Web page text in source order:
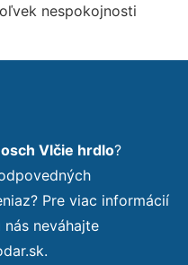
nespokojnosti
Vlčie hrdlo?
Pre viac informácií
neváhajte